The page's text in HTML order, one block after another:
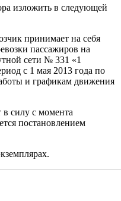
изложить в следующей
принимает на себя
пассажиров на
сети № 331 «1
с 1 мая 2013 года по
и графикам движения
в силу с момента
постановлением